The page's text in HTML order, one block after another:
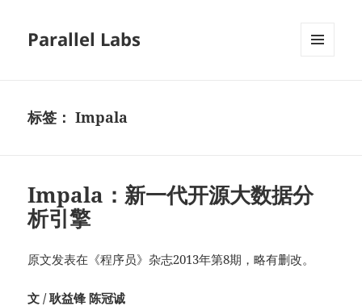
Parallel Labs
标签：Impala
Impala：新一代开源大数据分
析引擎
原文发表在《程序员》杂志2013年第8期，略有删改。
文 /耿益锋 陈冠诚